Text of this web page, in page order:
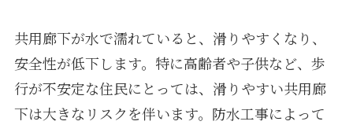
共用廊下が水で濡れていると、滑りやすくなり、
安全性が低下します。特に高齢者や子供など、歩
行が不安定な住民にとっては、滑りやすい共用廊
下は大きなリスクを伴います。防水工事によって